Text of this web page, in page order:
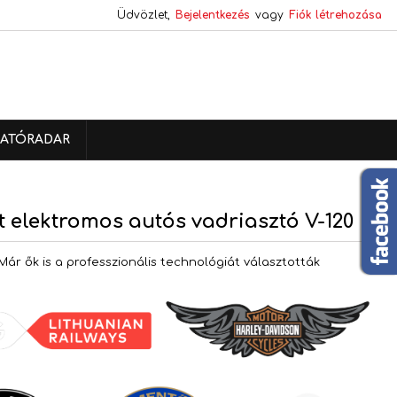
Üdvözlet, Bejelentkezés vagy Fiók létrehozása
elektromos autós vadriasztó V-120
ők is a professzionális technológiát választották